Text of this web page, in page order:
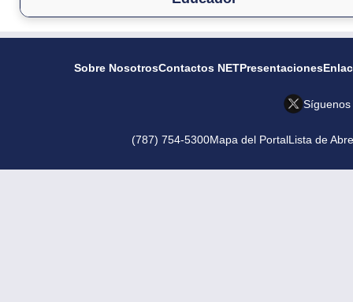
Sobre NosotrosContactos NETPresentaciones
Síguenos
(787) 754-5300Mapa del PortalLista de